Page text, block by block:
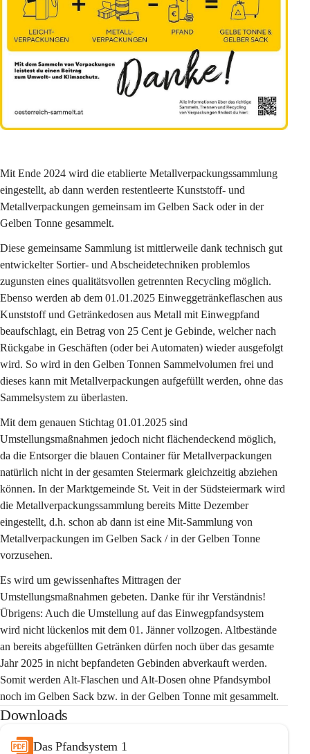
Mit Ende 2024 wird die etablierte Metallverpackungssammlung
eingestellt, ab dann werden restentleerte Kunststoff- und
Metallverpackungen gemeinsam im Gelben Sack oder in der
Gelben Tonne gesammelt.
Diese gemeinsame Sammlung ist mittlerweile dank technisch gut
entwickelter Sortier- und Abscheidetechniken problemlos
zugunsten eines qualitätsvollen getrennten Recycling möglich.
Ebenso werden ab dem 01.01.2025 Einweggetränkeflaschen aus
Kunststoff und Getränkedosen aus Metall mit Einwegpfand
beaufschlagt, ein Betrag von 25 Cent je Gebinde, welcher nach
Rückgabe in Geschäften (oder bei Automaten) wieder ausgefolgt
wird. So wird in den Gelben Tonnen Sammelvolumen frei und
dieses kann mit Metallverpackungen aufgefüllt werden, ohne das
Sammelsystem zu überlasten.
Mit dem genauen Stichtag 01.01.2025 sind
Umstellungsmaßnahmen jedoch nicht flächendeckend möglich,
da die Entsorger die blauen Container für Metallverpackungen
natürlich nicht in der gesamten Steiermark gleichzeitig abziehen
können. In der Marktgemeinde St. Veit in der Südsteiermark wird
die Metallverpackungssammlung bereits Mitte Dezember
eingestellt, d.h. schon ab dann ist eine Mit-Sammlung von
Metallverpackungen im Gelben Sack / in der Gelben Tonne
vorzusehen.
Es wird um gewissenhaftes Mittragen der
Umstellungsmaßnahmen gebeten. Danke für ihr Verständnis!
Übrigens: Auch die Umstellung auf das Einwegpfandsystem
wird nicht lückenlos mit dem 01. Jänner vollzogen. Altbestände
an bereits abgefüllten Getränken dürfen noch über das gesamte
Jahr 2025 in nicht bepfandeten Gebinden abverkauft werden.
Somit werden Alt-Flaschen und Alt-Dosen ohne Pfandsymbol
noch im Gelben Sack bzw. in der Gelben Tonne mit gesammelt.
Downloads
Das Pfandsystem 1